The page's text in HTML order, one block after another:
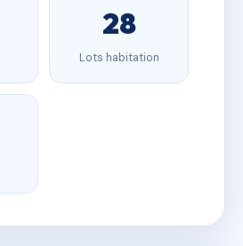
28
Lots habitation